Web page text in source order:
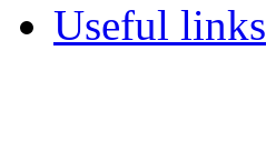
Useful links